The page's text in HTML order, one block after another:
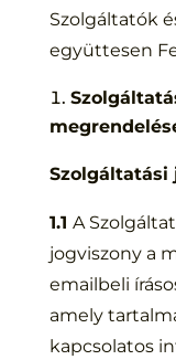
Szolgáltatók
együttesen
Szolgáltatási
1.1 A
jogviszony a
emailbeli
amely
kapcsolatos